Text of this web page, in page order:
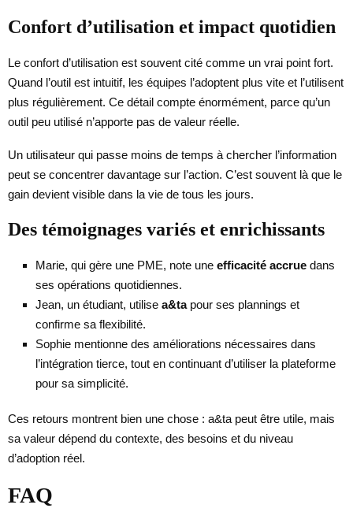
Confort d’utilisation et impact quotidien
Le confort d’utilisation est souvent cité comme un vrai point fort.
Quand l’outil est intuitif, les équipes l’adoptent plus vite et l’utilisent
plus régulièrement. Ce détail compte énormément, parce qu’un
outil peu utilisé n’apporte pas de valeur réelle.
Un utilisateur qui passe moins de temps à chercher l’information
peut se concentrer davantage sur l’action. C’est souvent là que le
gain devient visible dans la vie de tous les jours.
Des témoignages variés et enrichissants
Marie, qui gère une PME, note une efficacité accrue dans
ses opérations quotidiennes.
Jean, un étudiant, utilise a&tapour ses plannings et
confirme sa flexibilité.
Sophie mentionne des améliorations nécessaires dans
l’intégration tierce, tout en continuant d’utiliser la plateforme
pour sa simplicité.
Ces retours montrent bien une chose : a&ta peut être utile, mais
sa valeur dépend du contexte, des besoins et du niveau
d’adoption réel.
FAQ